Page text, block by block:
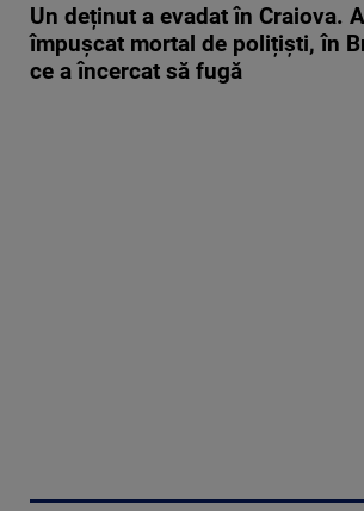
Un deținut a evadat în Craiova.
împușcat mortal de polițiști, în
ce a încercat să fugă